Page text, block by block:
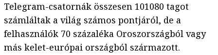
Telegram-csatornák összesen 101080 tagot
számláltak a világ számos pontjáról, de a
felhasználók 70 százaléka Oroszországból vagy
más kelet-európai országból származott.